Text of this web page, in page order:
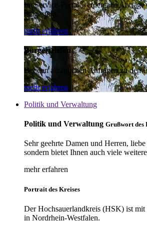
Im Service-Portal werden alle
umgestellt.
mehr erfahren
Bürgertelefon
Bei den alltäglichen Anfragen zu den
mehr erfahren
Politik und Verwaltung
Politik und Verwaltung Grußwort des
Sehr geehrte Damen und Herren,
sondern bietet Ihnen auch viele
mehr erfahren
Portrait des Kreises
Der Hochsauerlandkreis (HSK) ist mit
in Nordrhein-Westfalen.